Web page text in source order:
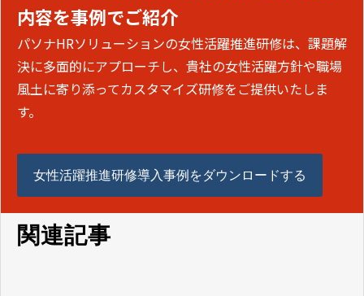
内容を事例でご紹介
パソナHRソリューションの女性活躍推進研修は、課題解
決に多面的にアプローチし、貴社の女性活躍方針や職場
風土に寄り添ってカスタマイズ研修をご提供いたしま
す。
女性活躍推進研修導入事例をダウンロードする
関連記事